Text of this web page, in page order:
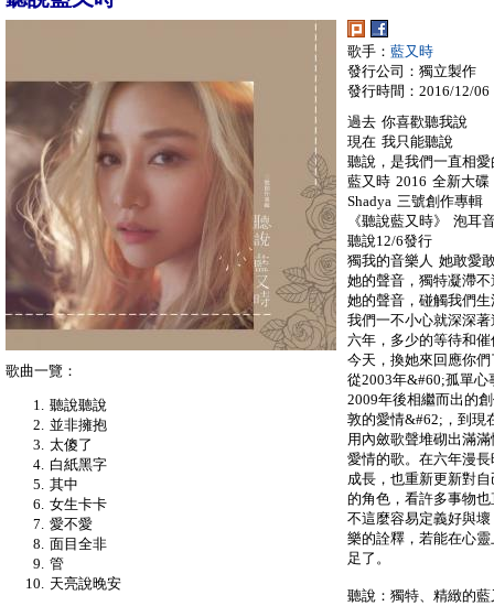
歌手： 藍又時
發行公司：獨立製作
發行時間：2016/12/06
過去 你喜歡聽我說
現在 我只能聽說
聽說，是我們一直相愛
藍又時 2016 全新大碟
Shadya 三號創作專輯
《聽說藍又時》 泡耳
聽說12/6發行
獨我的音樂人 她敢愛
她的聲音，獨特凝滯不
她的聲音，碰觸我們
我們一不小心就深深著
六年，多少的等待和催
今天，換她來回應你們
從2003年&#60;孤單
2009年後相繼而出的
敦的愛情&#62;，到現
用內斂歌聲堆砌出滿
愛情的歌。在六年漫
成長，也重新更新對
的角色，看許多事物
不這麼容易定義好與
樂的詮釋，若能在心
足了。
聽說：獨特、精緻的藍
歌曲一覽：
聽說聽說
並非擁抱
太傻了
白紙黑字
其中
女生卡卡
愛不愛
面目全非
管
天亮說晚安